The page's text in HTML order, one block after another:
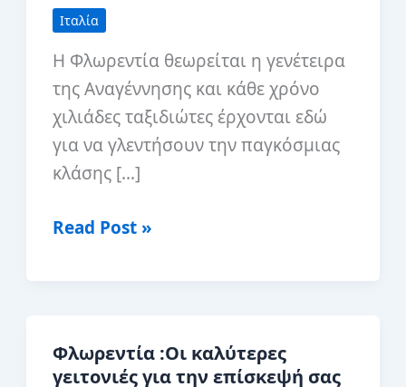
Ιταλία
Η Φλωρεντία θεωρείται η γενέτειρα
της Αναγέννησης και κάθε χρόνο
χιλιάδες ταξιδιώτες έρχονται εδώ
για να γλεντήσουν την παγκόσμιας
κλάσης […]
Ο
στη
Read Post »
Φλωρεντία :Οι καλύτερες
γειτονιές για την επίσκεψή σας